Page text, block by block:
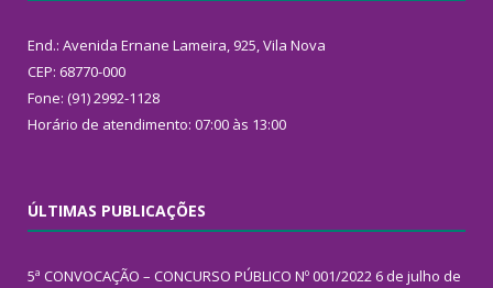
End.: Avenida Ernane Lameira, 925, Vila Nova
CEP: 68770-000
Fone: (91) 2992-1128
Horário de atendimento: 07:00 às 13:00
ÚLTIMAS PUBLICAÇÕES
5ª CONVOCAÇÃO – CONCURSO PÚBLICO Nº 001/2022 6 de julho de